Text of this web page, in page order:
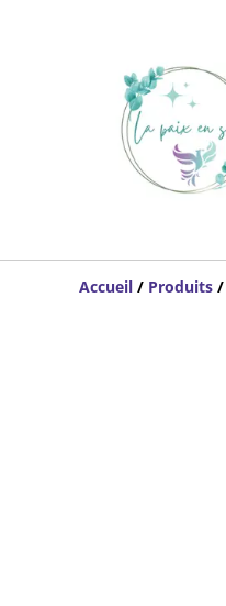
Accueil / Produits /